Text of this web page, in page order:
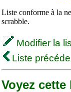
Liste conforme à la
scrabble.
Modifier la
Liste
Voyez